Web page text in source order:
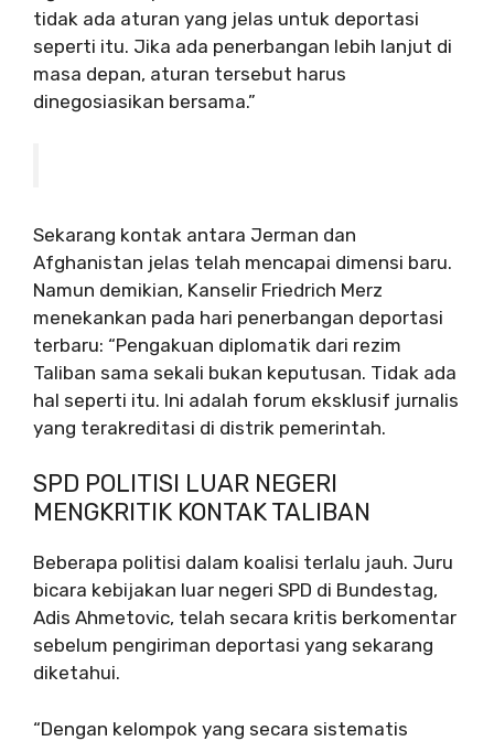
tidak ada aturan yang jelas untuk deportasi
seperti itu. Jika ada penerbangan lebih lanjut di
masa depan, aturan tersebut harus
dinegosiasikan bersama.”
Sekarang kontak antara Jerman dan
Afghanistan jelas telah mencapai dimensi baru.
Namun demikian, Kanselir Friedrich Merz
menekankan pada hari penerbangan deportasi
terbaru: “Pengakuan diplomatik dari rezim
Taliban sama sekali bukan keputusan. Tidak ada
hal seperti itu. Ini adalah forum eksklusif jurnalis
yang terakreditasi di distrik pemerintah.
SPD POLITISI LUAR NEGERI
MENGKRITIK KONTAK TALIBAN
Beberapa politisi dalam koalisi terlalu jauh. Juru
bicara kebijakan luar negeri SPD di Bundestag,
Adis Ahmetovic, telah secara kritis berkomentar
sebelum pengiriman deportasi yang sekarang
diketahui.
“Dengan kelompok yang secara sistematis